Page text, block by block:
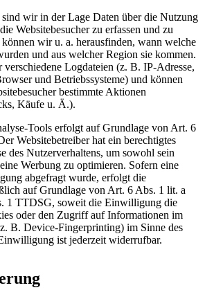
wir in der Lage Daten über die Nutzung
Websitebesucher zu erfassen und zu
wir u. a. herausfinden, wann welche
und aus welcher Region sie kommen.
verschiedene Logdateien (z. B. IP-Adresse,
und Betriebssysteme) und können
bestimmte Aktionen
Käufe u. Ä.).
Tools erfolgt auf Grundlage von Art. 6
Websitebetreiber hat ein berechtigtes
des Nutzerverhaltens, um sowohl sein
Werbung zu optimieren. Sofern eine
abgefragt wurde, erfolgt die
auf Grundlage von Art. 6 Abs. 1 lit. a
1 TTDSG, soweit die Einwilligung die
oder den Zugriff auf Informationen im
B. Device-Fingerprinting) im Sinne des
ist jederzeit widerrufbar.